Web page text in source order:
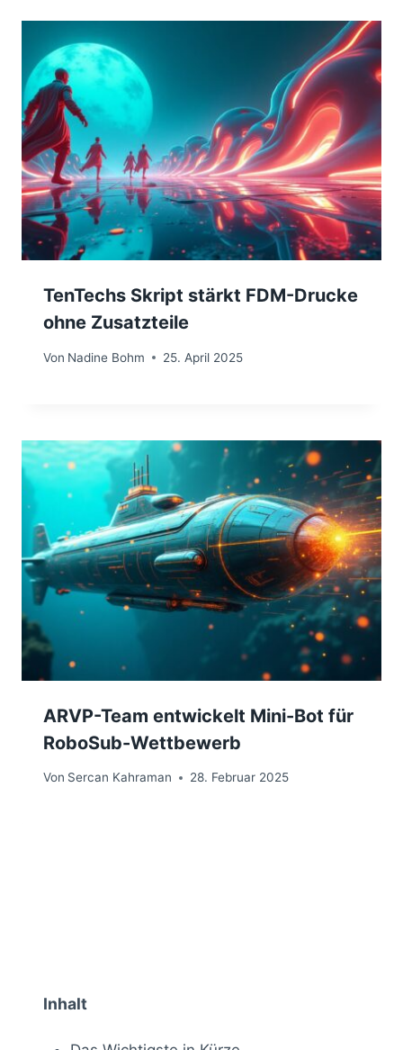
TenTechs Skript stärkt FDM-Drucke
ohne Zusatzteile
Von Nadine Bohm 25. April 2025
ARVP-Team entwickelt Mini-Bot für
RoboSub-Wettbewerb
Von Sercan Kahraman 28. Februar 2025
Inhalt